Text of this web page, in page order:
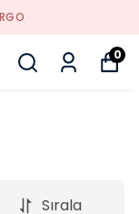
0
Sırala